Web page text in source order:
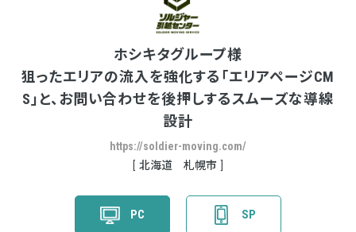
ホシキタグループ様
狙ったエリアの流入を強化する「エリアページCM
S」と、お問い合わせを後押しするスムーズな導線
設計
https://soldier-moving.com/
北海道 札幌市
PC SP